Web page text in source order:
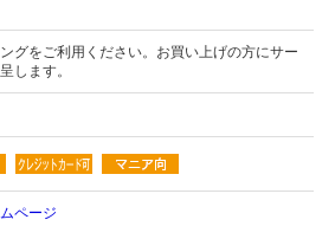
グをご利用ください。お買い上げの方にサー
します。
ページ